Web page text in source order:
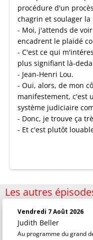
procédure d'un
chagrin et soulager la
- Moi, j'attends de
encadrent le plaidé
- C'est ce qui
plus signifiant là-
- Jean-Henri Lou.
- Oui, alors, de mon
manifestement, c'est
système judiciaire
- Donc, je trouve ça
- Et c'est plutôt
Les autres
Vendredi 7 Août 2026
Judith Beller
Au programme du grand